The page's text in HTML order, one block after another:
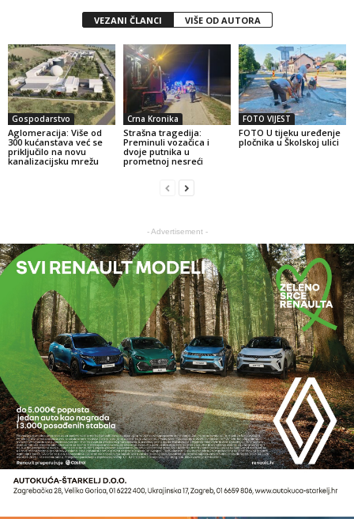
VEZANI ČLANCI VIŠE OD AUTORA
Gospodarstvo
Aglomeracija: Više od
300 kućanstava već se
priključilo na novu
kanalizacijsku mrežu
Crna Kronika
Strašna tragedija:
Preminuli vozačica i
dvoje putnika u
prometnoj nesreći
FOTO VIJEST
FOTO U tijeku uređenje
pločnika u Školskoj ulici
- Advertisement -